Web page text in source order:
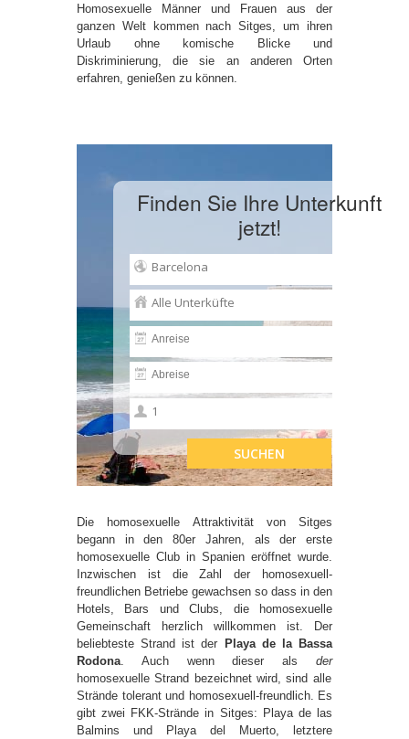
Homosexuelle Männer und Frauen aus der
ganzen Welt kommen nach Sitges, um ihren
Urlaub ohne komische Blicke und
Diskriminierung, die sie an anderen Orten
erfahren, genießen zu können.
Finden Sie Ihre Unterkunft
jetzt!
Die homosexuelle Attraktivität von Sitges
begann in den 80er Jahren, als der erste
homosexuelle Club in Spanien eröffnet wurde.
Inzwischen ist die Zahl der homosexuell-
freundlichen Betriebe gewachsen so dass in den
Hotels, Bars und Clubs, die homosexuelle
Gemeinschaft herzlich willkommen ist. Der
beliebteste Strand ist der
Playa de la Bassa
Rodona. Auch wenn dieser als der
homosexuelle Strand bezeichnet wird, sind alle
Strände tolerant und homosexuell-freundlich. Es
gibt zwei FKK-Strände in Sitges: Playa de las
Balmins und Playa del Muerto, letztere